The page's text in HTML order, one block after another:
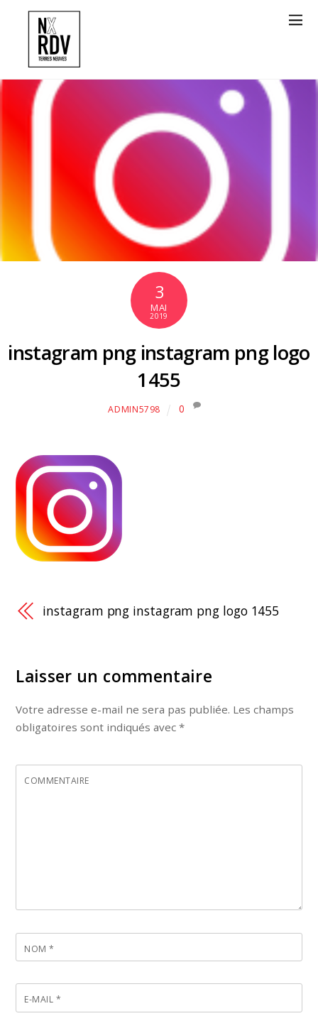
3
MAI
2019
instagram png instagram png logo
1455
ADMIN5798 0
instagram png instagram png logo 1455
Laisser un commentaire
Votre adresse e-mail ne sera pas publiée. Les champs
obligatoires sont indiqués avec*
COMMENTAIRE
NOM*
E-MAIL *